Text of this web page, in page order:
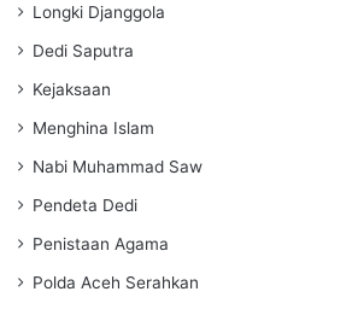
Longki Djanggola
Dedi Saputra
Kejaksaan
Menghina Islam
Nabi Muhammad Saw
Pendeta Dedi
Penistaan Agama
Polda Aceh Serahkan